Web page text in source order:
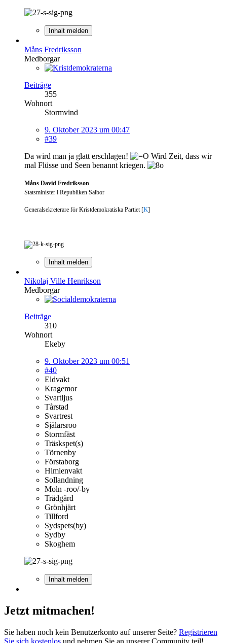
Inhalt melden
Måns Fredriksson
Medborgar
Beiträge
355
Wohnort
Stormvind
9. Oktober 2023 um 00:47
#39
Da wird man ja glatt erschlagen!
Wird Zeit, dass wir
mal Flüsse und Seen benannt kriegen.
Måns David Fredriksson
Statsminister i Republiken Salbor
Generalsekreterare för Kristdemokratiska Partiet [K]
Inhalt melden
Nikolaj Ville Henrikson
Medborgar
Beiträge
310
Wohnort
Ekeby
9. Oktober 2023 um 00:51
#40
Eldvakt
Kragemor
Svartljus
Tårstad
Svartrest
Själarsroo
Stormfäst
Träskspet(s)
Törnenby
Förstaborg
Himlenvakt
Sollandning
Moln -roo/-by
Trädgård
Grönhjärt
Tillford
Sydspets(by)
Sydby
Skoghem
Inhalt melden
Jetzt mitmachen!
Sie haben noch kein Benutzerkonto auf unserer Seite? Registrieren
Sie sich kostenlos und nehmen Sie an unserer Community teil!